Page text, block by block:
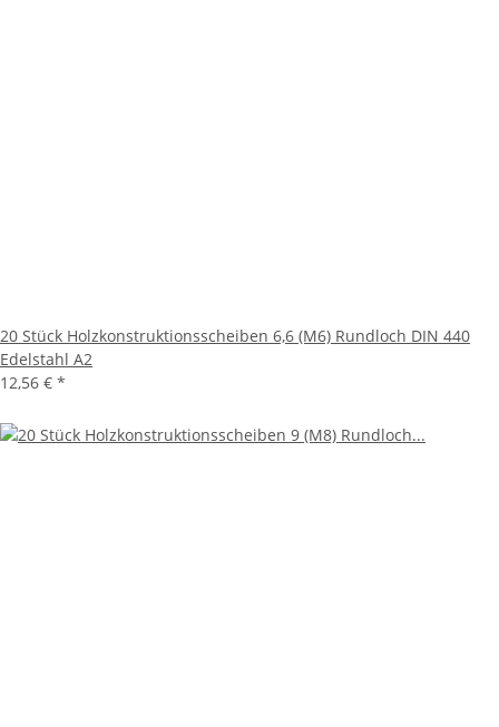
20 Stück Holzkonstruktionsscheiben 6,6 (M6) Rundloch DIN 440
Edelstahl A2
12,56 € *